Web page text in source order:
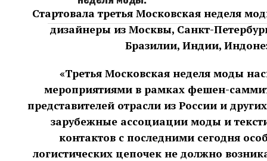
Стартовала третья Московская неделя
дизайнеры из Москвы, Санкт-
Бразилии, Индии,
«Третья Московская неделя моды
мероприятиями в рамках фешен-
представителей отрасли из России и
зарубежные ассоциации моды и
контактов с последними сегодня
логистических цепочек не должно